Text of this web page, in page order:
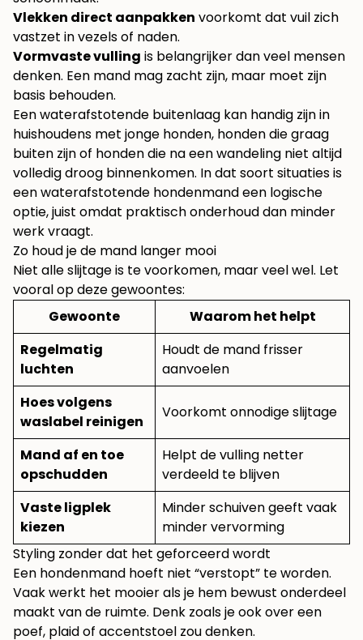
Vlekken direct aanpakken voorkomt dat vuil zich
vastzet in vezels of naden.
Vormvaste vulling is belangrijker dan veel mensen
denken. Een mand mag zacht zijn, maar moet zijn
basis behouden.
Een waterafstotende buitenlaag kan handig zijn in
huishoudens met jonge honden, honden die graag
buiten zijn of honden die na een wandeling niet altijd
volledig droog binnenkomen. In dat soort situaties is
eenwaterafstotende hondenmandeen logische
optie, juist omdat praktisch onderhoud dan minder
werk vraagt.
Zo houd je de mand langer mooi
Niet alle slijtage is te voorkomen, maar veel wel. Let
vooral op deze gewoontes:
Gewoonte
Waarom het helpt
Regelmatig
luchten
Houdt de mand frisser
aanvoelen
Hoes volgens
waslabel reinigen
Voorkomt onnodige slijtage
Mand af en toe
opschudden
Helpt de vulling netter
verdeeld te blijven
Vaste ligplek
kiezen
Minder schuiven geeft vaak
minder vervorming
Styling zonder dat het geforceerd wordt
Een hondenmand hoeft niet “verstopt” te worden.
Vaak werkt het mooier als je hem bewust onderdeel
maakt van de ruimte. Denk zoals je ook over een
poef, plaid of accentstoel zou denken.